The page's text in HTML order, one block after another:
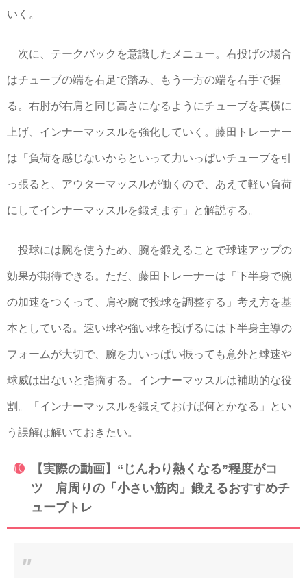
いく。
次に、テークバックを意識したメニュー。右投げの場合
はチューブの端を右足で踏み、もう一方の端を右手で握
る。右肘が右肩と同じ高さになるようにチューブを真横に
上げ、インナーマッスルを強化していく。藤田トレーナー
は「負荷を感じないからといって力いっぱいチューブを引
っ張ると、アウターマッスルが働くので、あえて軽い負荷
にしてインナーマッスルを鍛えます」と解説する。
投球には腕を使うため、腕を鍛えることで球速アップの
効果が期待できる。ただ、藤田トレーナーは「下半身で腕
の加速をつくって、肩や腕で投球を調整する」考え方を基
本としている。速い球や強い球を投げるには下半身主導の
フォームが大切で、腕を力いっぱい振っても意外と球速や
球威は出ないと指摘する。インナーマッスルは補助的な役
割。「インナーマッスルを鍛えておけば何とかなる」とい
う誤解は解いておきたい。
【実際の動画】“じんわり熱くなる”程度がコ
ツ 肩周りの「小さい筋肉」鍛えるおすすめチ
ューブトレ